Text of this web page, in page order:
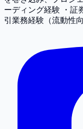
ーディング経験 ・証
引業務経験（流動性